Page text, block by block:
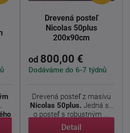
Drevená posteľ
Nicolas 50plus
200x90cm
od 800,00 €
Dodáváme do 6-7 týdnů
Drevená posteľ z masívu
Nicolas 50plus. Jedná sa
o posteľ s robustným ...
Detail